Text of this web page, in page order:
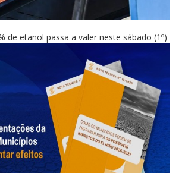
de etanol passa a valer neste sábado (1º)